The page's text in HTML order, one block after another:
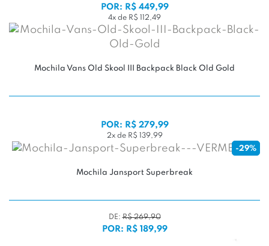
POR: R$ 449,99
4x de R$ 112,49
Mochila Vans Old Skool III Backpack Black Old Gold
POR: R$ 279,99
2x de R$ 139,99
-29%
Mochila Jansport Superbreak
DE:R$ 269,90
POR: R$ 189,99